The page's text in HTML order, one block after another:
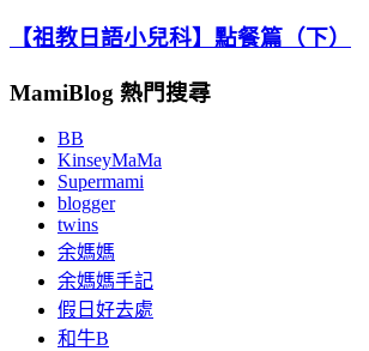
【祖教日語小兒科】點餐篇（下）
MamiBlog 熱門搜尋
BB
KinseyMaMa
Supermami
blogger
twins
余媽媽
余媽媽手記
假日好去處
和牛B